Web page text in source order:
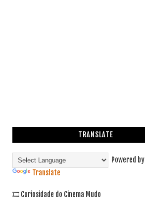
TRANSLATE
Powered by
Translate
🎞 Curiosidade do Cinema Mudo